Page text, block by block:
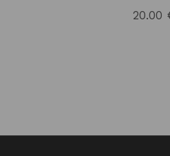
20.00